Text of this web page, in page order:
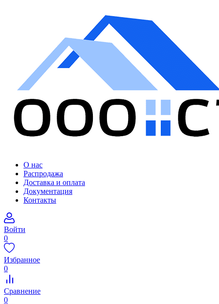
О нас
Распродажа
Доставка и оплата
Документация
Контакты
Войти
0
Избранное
0
Сравнение
0